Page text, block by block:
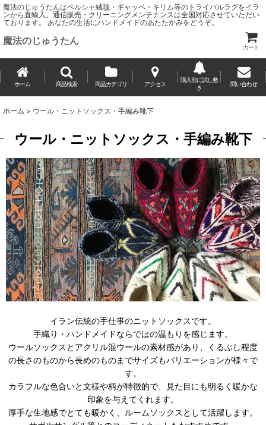
魔法のじゅうたんはペルシャ絨毯・ギャッベ・キリム等のトライバルラグをイラ
ンから直輸入。通信販売・クリーニングメンテナンスは全国対応させていただい
ております。 あなたの生活にハンドメイドのあたたかみをどうぞ。
魔法のじゅうたん
カート
ホーム 商品検索 商品カテゴリ アクセス
購入前に試し敷
き
問い合わせ
ホーム > ウール・ニットソックス・手編み靴下
ウール・ニットソックス・手編み靴下
イラン伝統の手仕事のニットソックスです。
手織り・ハンドメイドならではの温もりを感じます。
ウールソックスとアクリル混ウールの素材感があり、くるぶし程度
の長さのものから長めのものまでサイズもバリエーションが様々で
す。
カラフルな色合いと文様や柄が特徴的で、見た目にも明るく暖かな
印象を与えてくれます。
厚手な生地感でとても暖かく、ルームソックスとして活躍します。